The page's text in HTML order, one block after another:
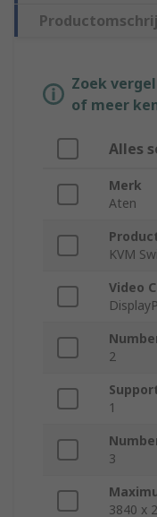
Zoek
of meer
Alles
Merk
Aten
KVM
Video
2
1
3
3840 x